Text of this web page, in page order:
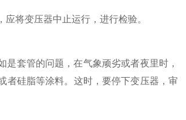
将变压器中止运行，进行检验。
套管的问题，在气象顽劣或者夜里时，
者硅脂等涂料。这时，要停下变压器，审